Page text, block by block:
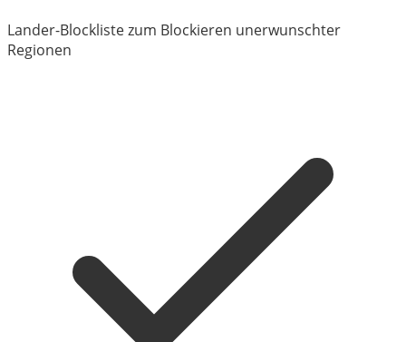
Lander-Blockliste zum Blockieren unerwunschter
Regionen